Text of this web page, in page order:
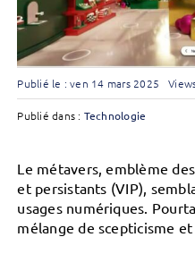
Publié le : ven 14 mars 2025
Publié dans : Technologie
Le métavers, emblème
et persistants (VIP),
usages numériques.
mélange de scepticisme et